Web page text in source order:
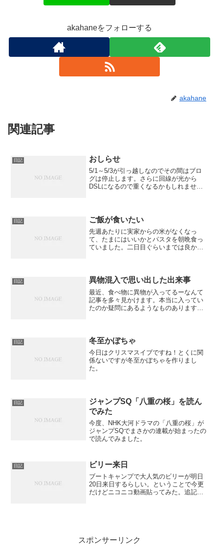
akahaneをフォローする
akahane
関連記事
日記 おしらせ
5/1～5/3が引っ越しなのでその間はブロ
グは停止します。さらに回線が光から
DSLになるので重くなるかもしれませ
日記 ご飯が食いたい
先週あたりに実家からの米がなくなっ
て、たまにはいいかとパスタを朝晩食っ
ていました。二日目ぐらいまでは良かっ
欲望です！ やはり日本人な...
日記 異物混入で思い出した出来事
最近、食べ物に異物が入ってるーなんて
記事を多々見かけます。本当に入ってい
たのか疑問にあるようなものありますけ
す。
日記 冬至かぼちゃ
今日はクリスマスイブですね！とくに関
係ないですが冬至かぼちゃを作りまし
た。
日記
ジャンプSQ「八重の桜」を読ん
でみた
今度、NHK大河ドラマの「八重の桜」が
ジャンプSQでまさかの連載が始まったの
で読んでみました。
日記 ビリー来日
ブートキャンプで大人気のビリーが明日
20日来日するらしい。ということで今更
だけどニコニコ動画貼ってみた。追記：
スポンサーリンク